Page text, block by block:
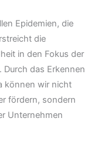
Epidemien, die
die
in den Fokus der
das Erkennen
können wir nicht
fördern, sondern
Unternehmen